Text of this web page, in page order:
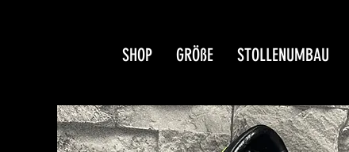
SHOP GRÖßE STOLLENUMBAU